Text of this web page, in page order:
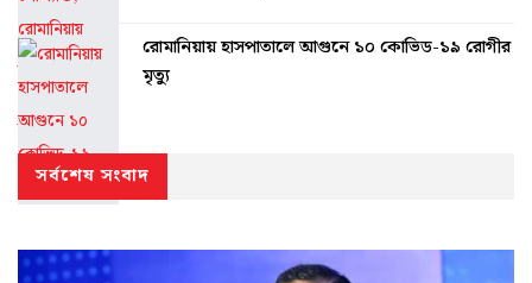
রোমানিয়ায় হাসপাতালে আগুনে ১০ কোভিড-১৯ রোগীর
মৃত্যু
সর্বশেষ সংবাদ